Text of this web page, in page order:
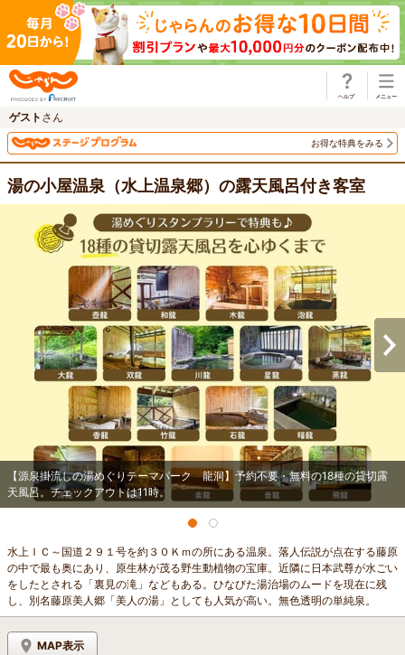
ゲスト さん
お得な特典をみる
湯の小屋温泉（水上温泉郷）の露天風呂付き客室
【源泉掛流しの湯めぐりテーマパーク 龍洞】予約不要・無料の18種の貸切露
天風呂。チェックアウトは11時。
水上ＩＣ～国道２９１号を約３０Ｋｍの所にある温泉。落人伝説が点在する藤原
の中で最も奥にあり、原生林が茂る野生動植物の宝庫。近隣に日本武尊が水ごい
をしたとされる「裏見の滝」などもある。ひなびた湯治場のムードを現在に残
し、別名藤原美人郷「美人の湯」としても人気が高い。無色透明の単純泉。
MAP表示